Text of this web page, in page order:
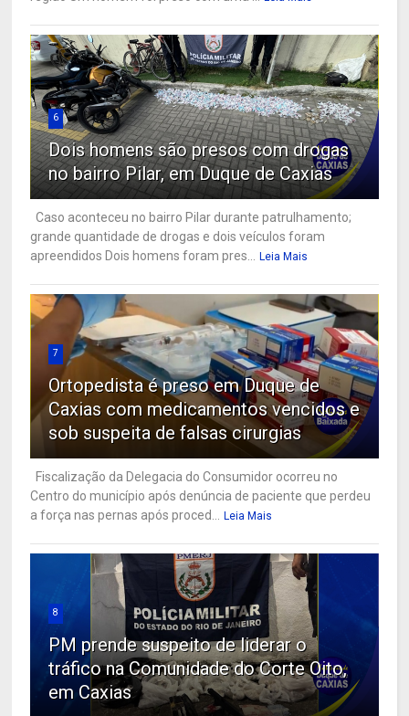
6
Dois homens são presos com drogas
no bairro Pilar, em Duque de Caxias
Caso aconteceu no bairro Pilar durante patrulhamento;
grande quantidade de drogas e dois veículos foram
apreendidos Dois homens foram pres...
Leia Mais
7
Ortopedista é preso em Duque de
Caxias com medicamentos vencidos e
sob suspeita de falsas cirurgias
Fiscalização da Delegacia do Consumidor ocorreu no
Centro do município após denúncia de paciente que perdeu
a força nas pernas após proced...
Leia Mais
8
PM prende suspeito de liderar o
tráfico na Comunidade do Corte Oito,
em Caxias